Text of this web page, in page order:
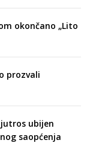
okončano „Lito
prozvali
jutros ubijen
saopćenja